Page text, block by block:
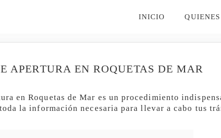
INICIO QUIENES
APERTURA EN ROQUETAS DE MAR
en Roquetas de Mar es un procedimiento
la información necesaria para llevar a cabo tus